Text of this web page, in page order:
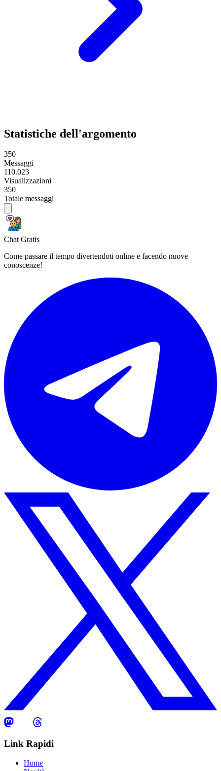
Statistiche dell'argomento
350
Messaggi
110.023
Visualizzazioni
350
Totale messaggi
Chat Gratis
Come passare il tempo divertendoti online e facendo nuove
conoscenze!
Link Rapidi
Home